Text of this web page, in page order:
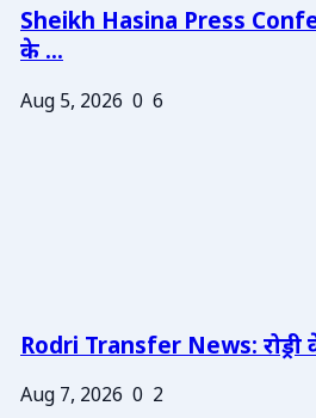
Sheikh Hasina Press
के ...
Aug 5, 2026 0 6
Rodri Transfer News: रोड्री
Aug 7, 2026 0 2